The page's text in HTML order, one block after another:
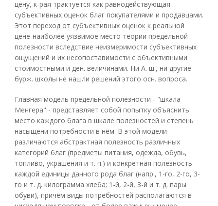
цену, к-рая трактуется как равнодействующая
субъективных оценок благ покупателями и продавцами.
Этот переход от субъективных оценок к реальной
цене-наиболее уязвимое место теории предельной
полезности вследствие неизмеримости субъективных
ощущений и их несопоставимости с объективными
стоимостными и ден. величинами. Ни А. ш., ни другие
бурж. школы не нашли решений этого осн. вопроса.
Главная модель предельной полезности - "шкала
Менгера" - представляет собой попытку объяснить
место каждого блага в шкале полезностей и степень
насыщени потребности в нём. В этой модели
различаются абстрактная полезность различных
категорий благ (предметы питания, одежда, обувь,
топливо, украшения и т. п.) и конкретная полезность
каждой единицы данного рода благ (напр., 1-го, 2-го, 3-
го и т. д. килограмма хлеба; 1-й, 2-й, 3-й и т. д. пары
обуви), причём виды потребностей располагаются в